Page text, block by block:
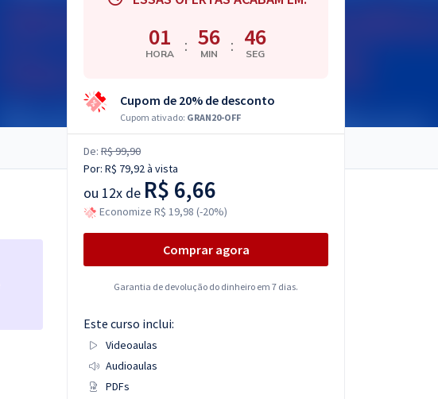
01
HORA : 56
MIN : 45
SEG
Cupom de 20% de desconto
Cupom ativado: GRAN20-OFF
De: R$ 99,90
Por: R$ 79,92à vista
ou 12x de R$ 6,66
Economize R$ 19,98 (-20%)
Comprar agora
Garantia de devolução do dinheiro em 7 dias.
Este curso inclui:
Videoaulas
Audioaulas
PDFs